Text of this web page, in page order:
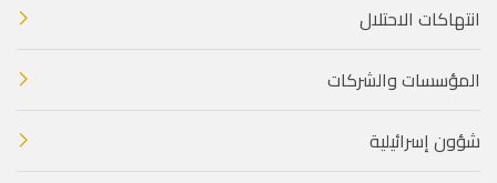
انتهاكات الاحتلال
المؤسسات والشركات
شؤون إسرائيلية